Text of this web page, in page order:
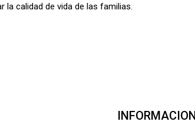
la calidad de vida de las familias.